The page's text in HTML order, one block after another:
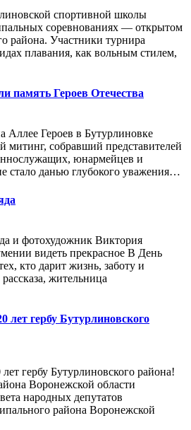
спортивной школы
соревнованиях — открытом
района. Участники турнира
плавания, как вольным стилем,
память Героев Отечества
Аллее Героев в Бутурлиновке
митинг, собравший представителей
юнармейцев и
стало данью глубокого уважения…
и фотохудожник Виктория
видеть прекрасное В День
кто дарит жизнь, заботу и
жительница
лет гербу Бутурлиновского
гербу Бутурлиновского района!
Воронежской области
народных депутатов
района Воронежской